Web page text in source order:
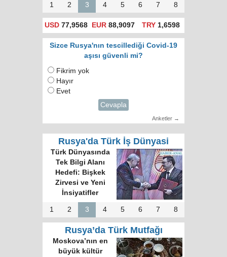
1 2 3 4 5 6 7 8
USD 77,9568 EUR 88,9097 TRY1,6598
Sizce Rusya'nın tescillediği Covid-19
aşısı güvenli mi?
Fikrim yok
Hayır
Evet
Cevapla
Anketler →
Rusya'da Türk İş Dünyasi
Türk Dünyasında
Tek Bilgi Alanı
Hedefi: Bişkek
Zirvesi ve Yeni
İnsiyatifler
1 2 3 4 5 6 7 8
Rusya’da Türk Mutfağı
Moskova’nın en
büyük kültür